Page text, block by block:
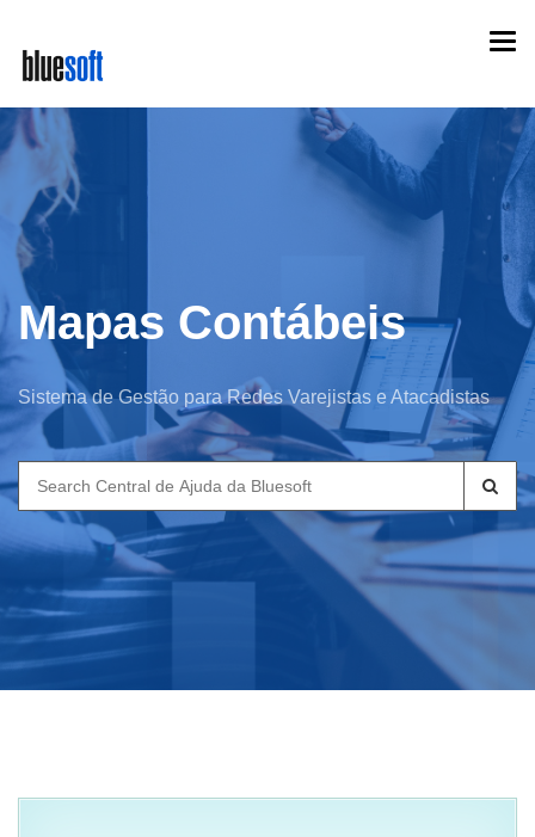
main
content
Mapas Contábeis
Sistema de Gestão para Redes Varejistas e Atacadistas
Search
for: